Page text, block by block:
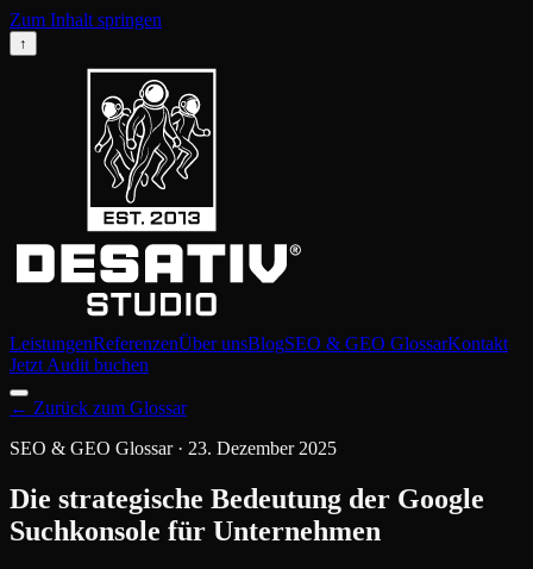
Zum Inhalt springen
↑
LeistungenReferenzenÜber unsBlogSEO & GEO GlossarKontakt
Jetzt Audit buchen
← Zurück zum Glossar
SEO & GEO Glossar· 23. Dezember 2025
Die strategische Bedeutung der Google
Suchkonsole für Unternehmen